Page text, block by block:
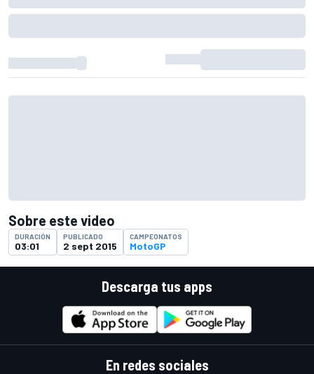
Sobre este video
DURACIÓN
03:01
PUBLICADO
2 sept 2015
CAMPEONATOS
MotoGP
Descarga tus apps
En redes sociales